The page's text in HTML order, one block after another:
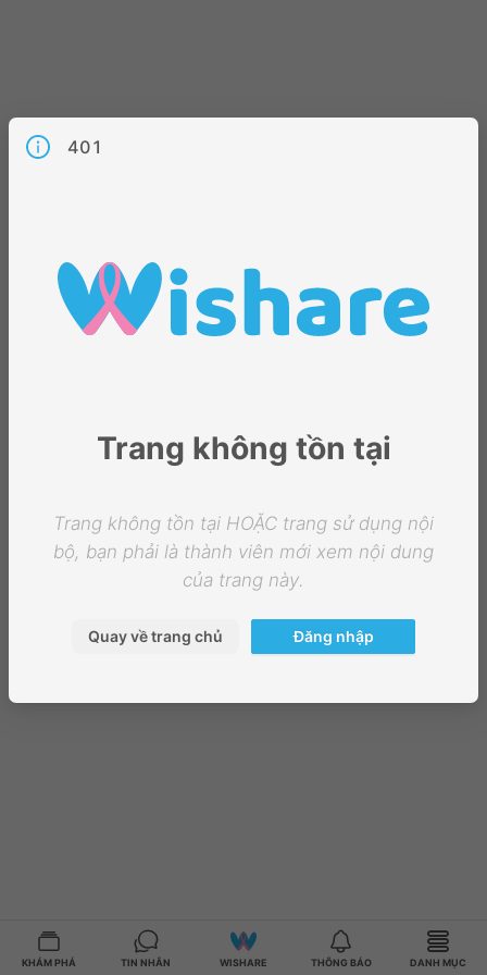
KHÁM PHÁ TIN NHẮN WISHARE THÔNG BÁO DANH MỤC
401
Trang không tồn tại
Trang không tồn tại HOẶC trang sử dụng nội
bộ, bạn phải là thành viên mới xem nội dung
của trang này.
Quay về trang chủ Đăng nhập